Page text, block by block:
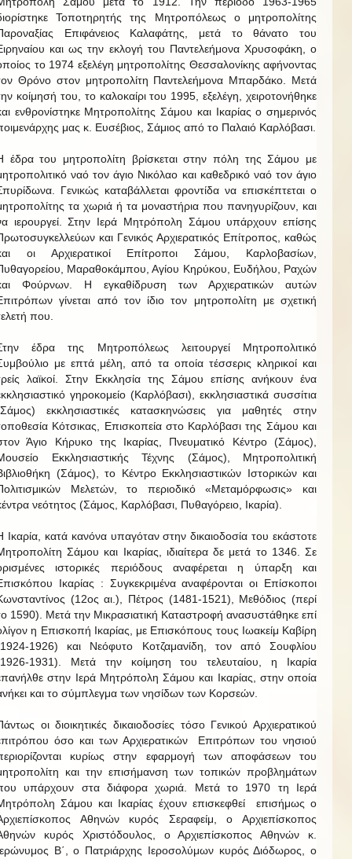
Τοποτηρητής της Μητροπόλεως ο μητροπολίτης
Επιφάνειος Καλαφάτης, μετά το θάνατο του
και ως την εκλογή του Παντελεήμονα Χρυσοφάκη, ο
το 1974 εξελέγη μητροπολίτης Θεσσαλονίκης αφήνοντας
Θρόνο στον μητροπολίτη Παντελεήμονα Μπαρδάκο. Μετά
κοίμησή του, το καλοκαίρι του 1995, εξελέγη, χειροτονήθηκε
ενθρονίστηκε Μητροπολίτης Σάμου και Ικαρίας ο σημερινός
μας κ. Ευσέβιος, Σάμιος από το Παλαιό Καρλόβασι.
έδρα του μητροπολίτη βρίσκεται στην πόλη της Σάμου με
ναό τον άγιο Νικόλαο και καθεδρικό ναό τον άγιο
Γενικώς καταβάλλεται φροντίδα να επισκέπτεται ο
τα χωριά ή τα μοναστήρια που πανηγυρίζουν, και
ιερουργεί. Στην Ιερά Μητρόπολη Σάμου υπάρχουν επίσης
και Γενικός Αρχιερατικός Επίτροπος, καθώς
οι Αρχιερατικοί Επίτροποι Σάμου, Καρλοβασίων,
Μαραθοκάμπου, Αγίου Κηρύκου, Ευδήλου, Ραχών
Φούρνων. Η εγκαθίδρυση των Αρχιερατικών αυτών
γίνεται από τον ίδιο τον μητροπολίτη με σχετική
που.
έδρα της Μητροπόλεως λειτουργεί Μητροπολιτικό
με επτά μέλη, από τα οποία τέσσερις κληρικοί και
λαϊκοί. Στην Εκκλησία της Σάμου επίσης ανήκουν ένα
γηροκομείο (Καρλόβασι), εκκλησιαστικά συσσίτια
εκκλησιαστικές κατασκηνώσεις για μαθητές στην
Κότσικας, Επισκοπεία στο Καρλόβασι της Σάμου και
Άγιο Κήρυκο της Ικαρίας, Πνευματικό Κέντρο (Σάμος),
Εκκλησιαστικής Τέχνης (Σάμος), Μητροπολιτική
(Σάμος), το Κέντρο Εκκλησιαστικών Ιστορικών και
Μελετών, το περιοδικό «Μεταμόρφωσις» και
νεότητος (Σάμος, Καρλόβασι, Πυθαγόρειο, Ικαρία).
Ικαρία, κατά κανόνα υπαγόταν στην δικαιοδοσία του εκάστοτε
Σάμου και Ικαρίας, ιδιαίτερα δε μετά το 1346. Σε
ιστορικές περιόδους αναφέρεται η ύπαρξη και
Ικαρίας : Συγκεκριμένα αναφέρονται οι Επίσκοποι
(12ος αι.), Πέτρος (1481-1521), Μεθόδιος (περί
1590). Μετά την Μικρασιατική Καταστροφή ανασυστάθηκε επί
η Επισκοπή Ικαρίας, με Επισκόπους τους Ιωακείμ Καβίρη
1926) και Νεόφυτο Κοτζαμανίδη, τον από Σουφλίου
1931). Μετά την κοίμηση του τελευταίου, η Ικαρία
στην Ιερά Μητρόπολη Σάμου και Ικαρίας, στην οποία
και το σύμπλεγμα των νησίδων των Κορσεών.
οι διοικητικές δικαιοδοσίες τόσο Γενικού Αρχιερατικού
όσο και των Αρχιερατικών Επιτρόπων του νησιού
κυρίως στην εφαρμογή των αποφάσεων του
και την επισήμανση των τοπικών προβλημάτων
υπάρχουν στα διάφορα χωριά. Μετά το 1970 τη Ιερά
Σάμου και Ικαρίας έχουν επισκεφθεί επισήμως ο
Αθηνών κυρός Σεραφείμ, ο Αρχιεπίσκοπος
κυρός Χριστόδουλος, ο Αρχιεπίσκοπος Αθηνών κ.
Β΄, ο Πατριάρχης Ιεροσολύμων κυρός Διόδωρος, ο